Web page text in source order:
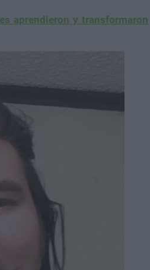
aprendieron y transformaron